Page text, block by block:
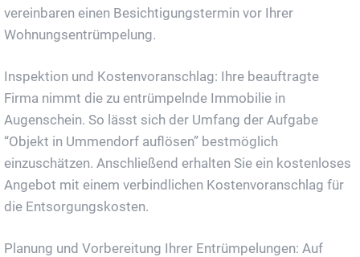
vereinbaren einen Besichtigungstermin vor Ihrer
Wohnungsentrümpelung.
Inspektion und Kostenvoranschlag: Ihre beauftragte
Firma nimmt die zu entrümpelnde Immobilie in
Augenschein. So lässt sich der Umfang der Aufgabe
“Objekt in Ummendorf auflösen” bestmöglich
einzuschätzen. Anschließend erhalten Sie ein kostenloses
Angebot mit einem verbindlichen Kostenvoranschlag für
die Entsorgungskosten.
Planung und Vorbereitung Ihrer Entrümpelungen: Auf